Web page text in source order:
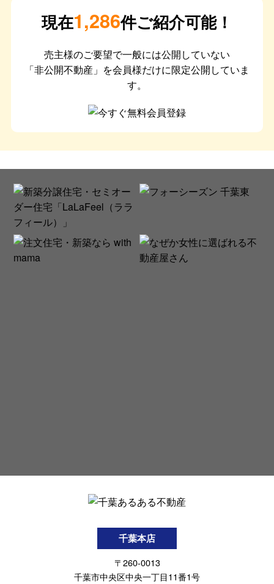
現在1,286件ご紹介可能！
売主様のご要望で一般には公開していない
「非公開不動産」を会員様だけに限定公開していま
す。
千葉本店
〒260-0013
千葉市中央区中央一丁目11番1号